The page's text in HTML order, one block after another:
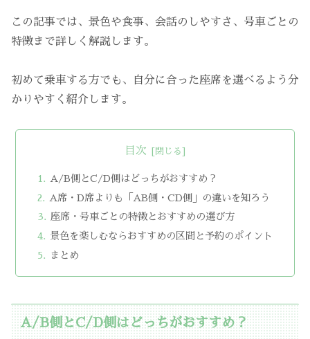
この記事では、景色や食事、会話のしやすさ、号車ごとの
特徴まで詳しく解説します。
初めて乗車する方でも、自分に合った座席を選べるよう分
かりやすく紹介します。
目次
A/B側とC/D側はどっちがおすすめ？
A席・D席よりも「AB側・CD側」の違いを知ろう
座席・号車ごとの特徴とおすすめの選び方
景色を楽しむならおすすめの区間と予約のポイント
まとめ
A/B側とC/D側はどっちがおすすめ？